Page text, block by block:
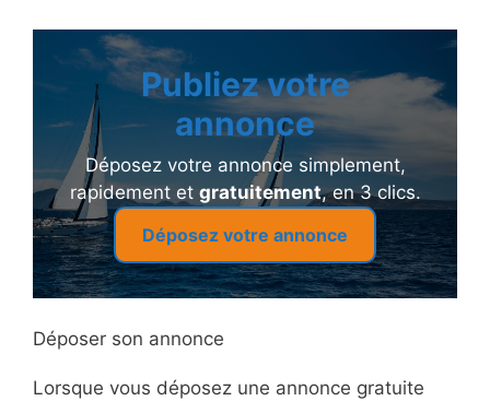
Publiez votre
annonce
Déposez votre annonce simplement,
rapidement et gratuitement, en 3 clics.
Déposez votre annonce
Déposer son annonce
Lorsque vous déposez une annonce gratuite